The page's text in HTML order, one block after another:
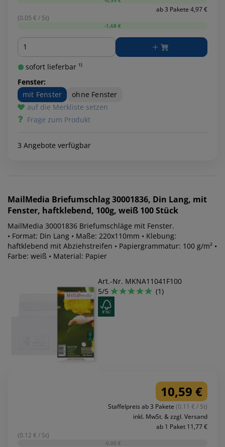
ab 3 Pakete 4,97 €
(0.05 € / St)
-1,68 €
Menge
sofort lieferbar ¹⁾
Fenster:
mit Fenster
ohne Fenster
auf die Merkliste setzen
Frage zum Produkt
3 Angebote verfügbar
MailMedia Briefumschlag 30001836, Din Lang, mit
Fenster, haftklebend, 100g, weiß 100 Stück
MailMedia 30001836 Briefumschläge mit Fenster.
• Format: Din Lang • Maße: 220x110mm • Klebung:
haftklebend mit Abziehstreifen • Papiergrammatur: 100 g/m² •
Farbe: weiß • Material: Papier
Art.-Nr. MKNA11041F100
5/5
(1)
10,59 €
Staffelpreis ab 3 Pakete (0.11 € / St)
inkl. MwSt. & zzgl. Versand
ab 1 Paket 11,77 €
(0.12 € / St)
-0,00 €